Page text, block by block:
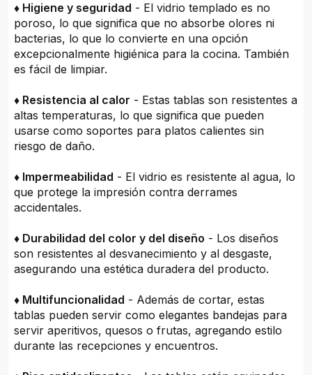
♦ Higiene y seguridad - El vidrio templado es no
poroso, lo que significa que no absorbe olores ni
bacterias, lo que lo convierte en una opción
excepcionalmente higiénica para la cocina. También
es fácil de limpiar.
♦ Resistencia al calor - Estas tablas son resistentes a
altas temperaturas, lo que significa que pueden
usarse como soportes para platos calientes sin
riesgo de daño.
♦ Impermeabilidad - El vidrio es resistente al agua, lo
que protege la impresión contra derrames
accidentales.
♦ Durabilidad del color y del diseño - Los diseños
son resistentes al desvanecimiento y al desgaste,
asegurando una estética duradera del producto.
♦ Multifuncionalidad - Además de cortar, estas
tablas pueden servir como elegantes bandejas para
servir aperitivos, quesos o frutas, agregando estilo
durante las recepciones y encuentros.